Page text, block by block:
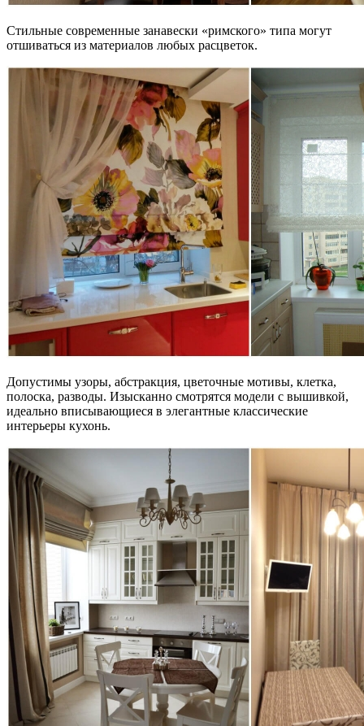
Стильные современные занавески «римского» типа могут
отшиваться из материалов любых расцветок.
Допустимы узоры, абстракция, цветочные мотивы, клетка,
полоска, разводы. Изысканно смотрятся модели с вышивкой,
идеально вписывающиеся в элегантные классические
интерьеры кухонь.